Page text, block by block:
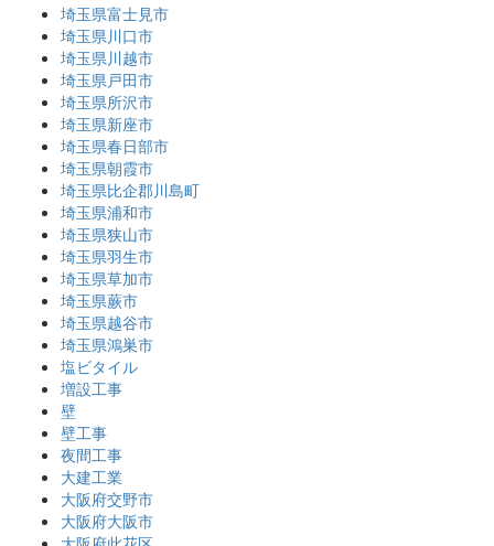
埼玉県富士見市
埼玉県川口市
埼玉県川越市
埼玉県戸田市
埼玉県所沢市
埼玉県新座市
埼玉県春日部市
埼玉県朝霞市
埼玉県比企郡川島町
埼玉県浦和市
埼玉県狭山市
埼玉県羽生市
埼玉県草加市
埼玉県蕨市
埼玉県越谷市
埼玉県鴻巣市
塩ビタイル
増設工事
壁
壁工事
夜間工事
大建工業
大阪府交野市
大阪府大阪市